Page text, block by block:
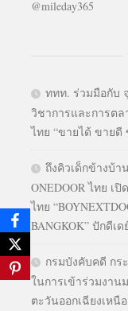
@mileday365
ททท. ร่วมมือกับ
วิชาการและการตล
ไทย “ขายได้ ขายดี
ถึงคิวเด็กข้างบ้า
ONEDOOR ไทย
ไทย
BANGKOK” ปักดีเ
กรมบังคับคดี กร
ในการเข้าร่วมงาน
ตะวันออกเฉียงเหนือ